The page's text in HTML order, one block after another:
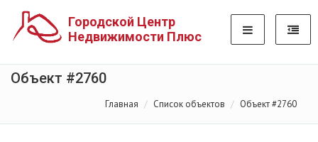
Городской Центр
Недвижимости Плюс
Объект #2760
Главная Список объектов Объект #2760